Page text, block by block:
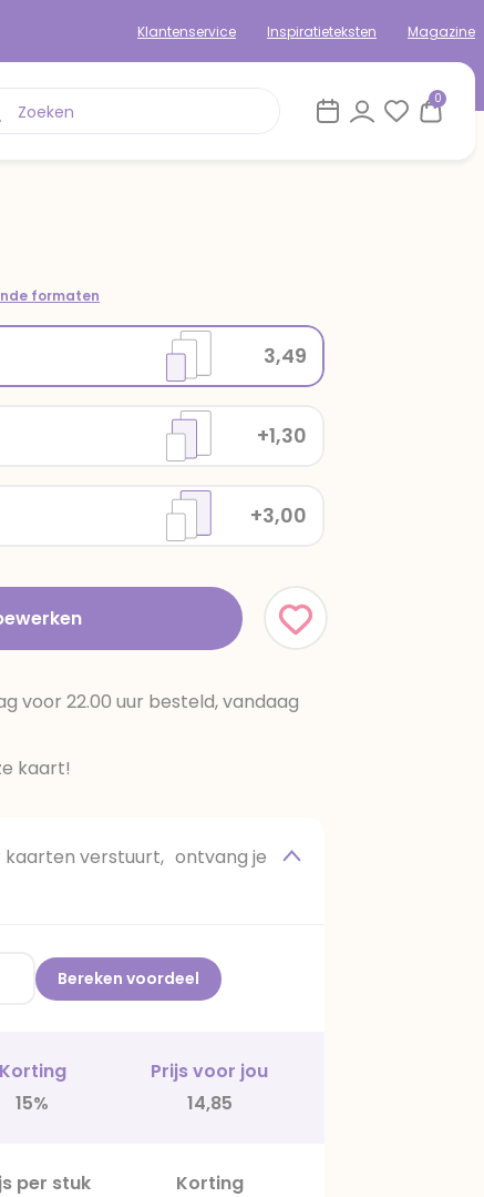
Klantenservice Inspiratieteksten Magazine
0
formaten
+3,00
+1,30
3,49
voor 22.00 uur besteld, vandaag
kaart!
verstuurt, ontvang je
Bereken voordeel
Korting
Prijs voor jou
15% 14,85
per stuk
Korting